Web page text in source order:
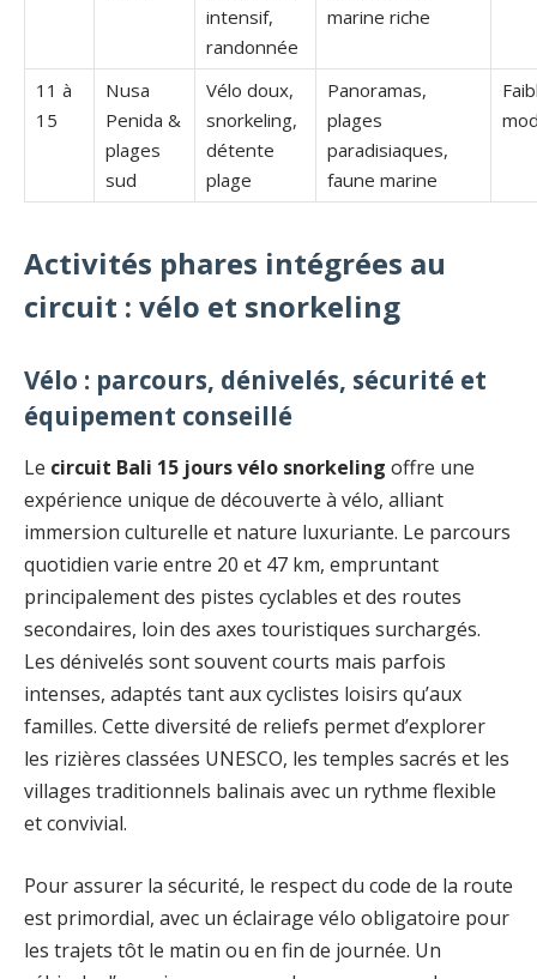
intensif,
randonnée
marine riche
11 à
15
Nusa
Penida &
plages
sud
Vélo doux,
snorkeling,
détente
plage
Panoramas,
plages
paradisiaques,
faune marine
Activités phares intégrées au
circuit : vélo et snorkeling
Vélo : parcours, dénivelés, sécurité et
équipement conseillé
Le circuit Bali 15 jours vélo snorkeling offre une
expérience unique de découverte à vélo, alliant
immersion culturelle et nature luxuriante. Le parcours
quotidien varie entre 20 et 47 km, empruntant
principalement des pistes cyclables et des routes
secondaires, loin des axes touristiques surchargés.
Les dénivelés sont souvent courts mais parfois
intenses, adaptés tant aux cyclistes loisirs qu’aux
familles. Cette diversité de reliefs permet d’explorer
les rizières classées UNESCO, les temples sacrés et les
villages traditionnels balinais avec un rythme flexible
et convivial.
Pour assurer la sécurité, le respect du code de la route
est primordial, avec un éclairage vélo obligatoire pour
les trajets tôt le matin ou en fin de journée. Un